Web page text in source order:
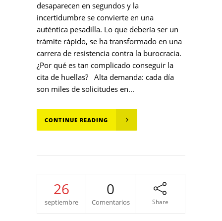
desaparecen en segundos y la
incertidumbre se convierte en una
auténtica pesadilla. Lo que debería ser un
trámite rápido, se ha transformado en una
carrera de resistencia contra la burocracia.
¿Por qué es tan complicado conseguir la
cita de huellas? Alta demanda: cada día
son miles de solicitudes en...
CONTINUE READING
26
septiembre
0
Comentarios Share